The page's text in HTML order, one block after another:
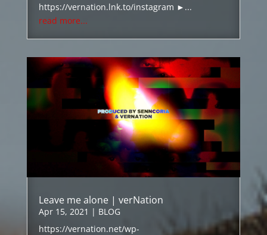
https://vernation.lnk.to/instagram ►...
read more...
Leave me alone | verNation
Apr 15, 2021 | BLOG
https://vernation.net/wp-